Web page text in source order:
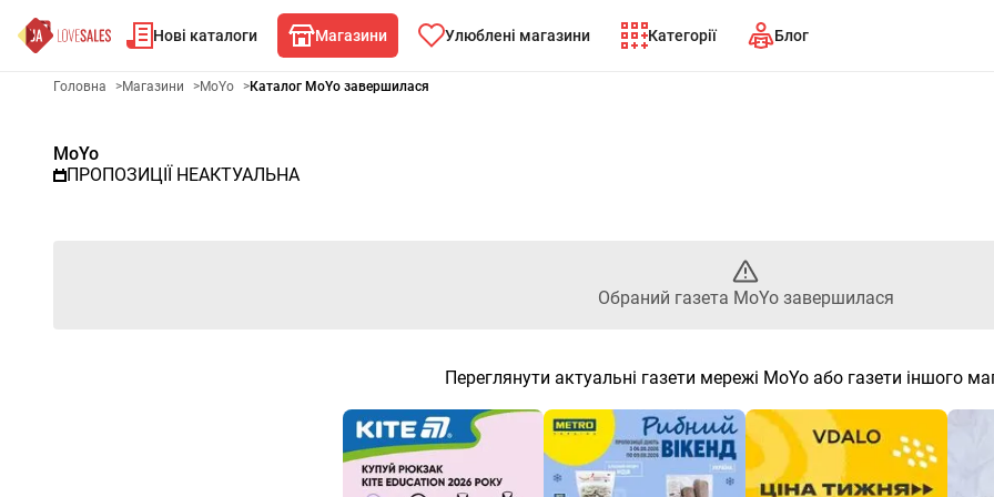
Нові каталоги Магазини Улюблені магазини Категорії Блог
Рекламна газета MoYo - Обраний газета MoYo завершилася
Головна >Магазини >MoYo >Каталог MoYo завершилася
MoYo
ПРОПОЗИЦІЇ НЕАКТУАЛЬНА
Обраний газета MoYo завершилася
Переглянути актуальні газети мережі MoYo або газети іншого